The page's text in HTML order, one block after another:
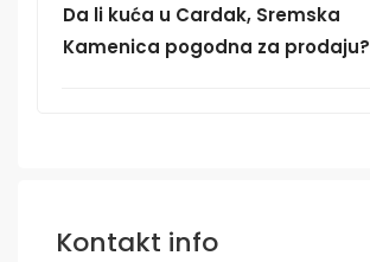
Da li kuća u Cardak, Sremska
Kamenica pogodna za prodaju?
Kontakt info